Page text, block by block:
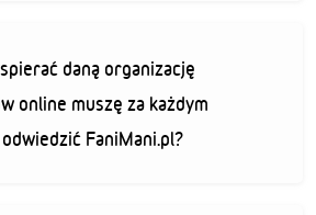
daną organizację
online muszę za każdym
FaniMani.pl?